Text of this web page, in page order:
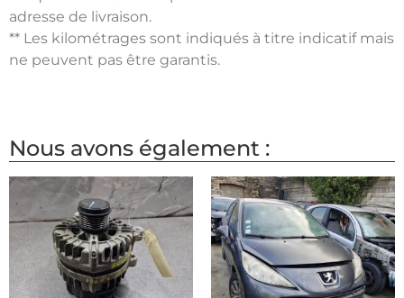
adresse de livraison.
** Les kilométrages sont indiqués à titre indicatif mais
ne peuvent pas être garantis.
Nous avons également :